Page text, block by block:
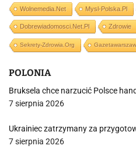
Wolnemedia.net Mysl-Polska.pl
Dobrewiadomosci.net.pl Zdrowie
Sekrety-Zdrowia.org
POLONIA
Bruksela chce narzucić Polsce
7 sierpnia 2026
Ukrainiec zatrzymany za
7 sierpnia 2026